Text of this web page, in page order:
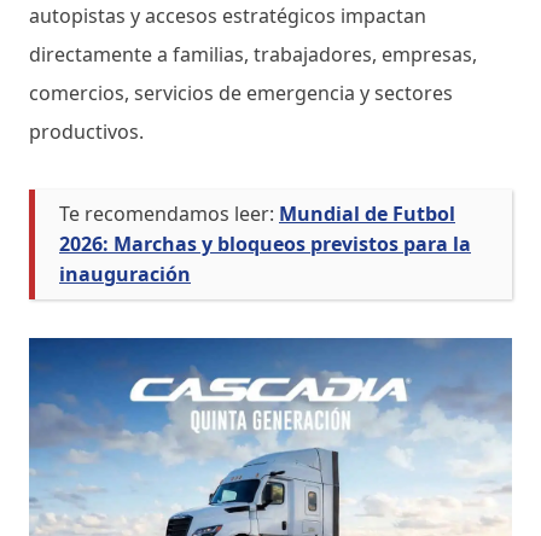
autopistas y accesos estratégicos impactan
directamente a familias, trabajadores, empresas,
comercios, servicios de emergencia y sectores
productivos.
Te recomendamos leer: Mundial de Futbol
2026: Marchas y bloqueos previstos para la
inauguración